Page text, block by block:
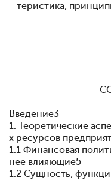
теристика,
Введение3
1. Теоретические
х ресурсов
1.1 Финансовая
нее влияющие5
1.2 Сущность,